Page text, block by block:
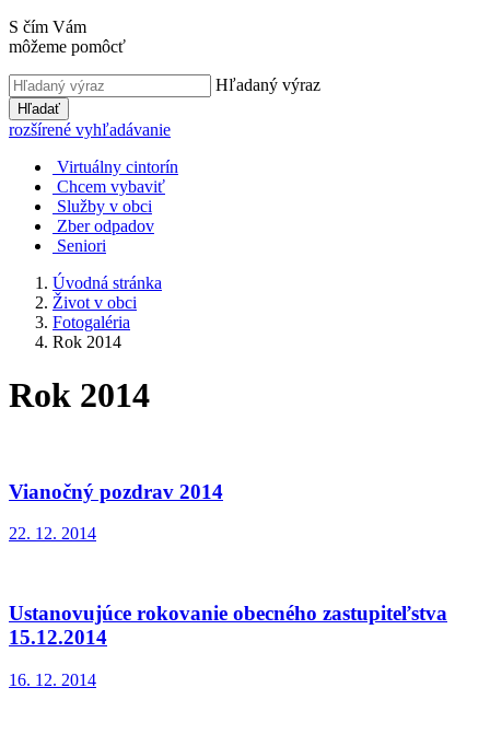
S čím Vám
môžeme pomôcť
Hľadaný výraz
Hľadať
rozšírené vyhľadávanie
Virtuálny cintorín
Chcem vybaviť
Služby v obci
Zber odpadov
Seniori
Úvodná stránka
Život v obci
Fotogaléria
Rok 2014
Rok 2014
Vianočný pozdrav 2014
22. 12. 2014
Ustanovujúce rokovanie obecného zastupiteľstva
15.12.2014
16. 12. 2014